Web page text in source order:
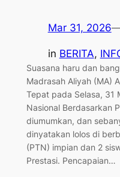
Mar 31, 2026
in BERITA,
​Suasana haru dan
Madrasah Aliyah (MA)
Tepat pada Selasa, 31
Nasional Berdasarkan
diumumkan, dan
dinyatakan lolos di
(PTN) impian dan 2
Prestasi. ​Pencapaian…